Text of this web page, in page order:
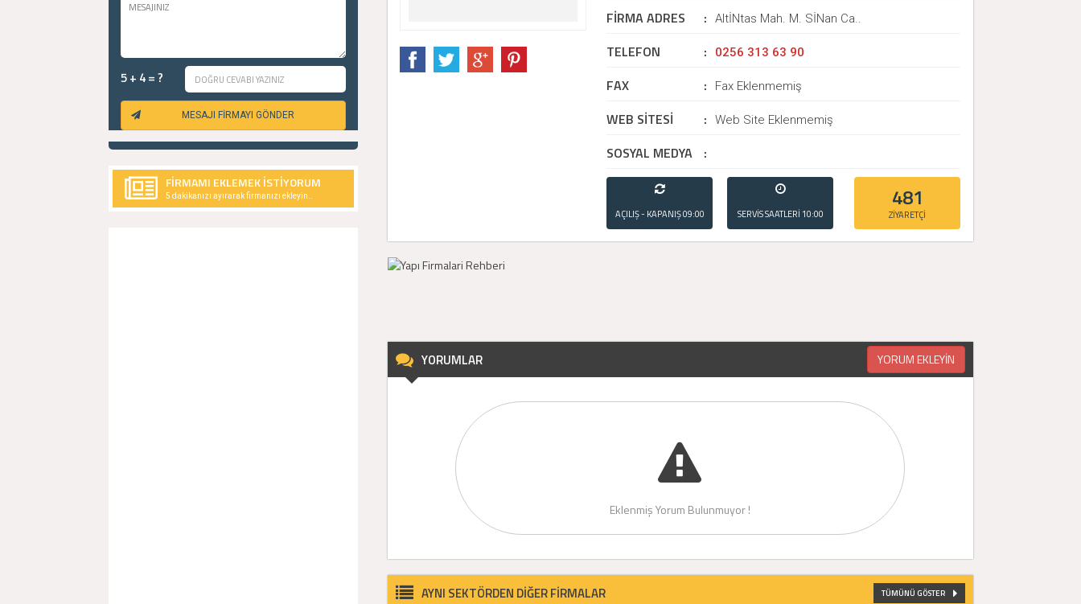
5 + 4 = ?
MESAJI FİRMAYI GÖNDER
FİRMAMI EKLEMEK İSTİYORUM
5 dakikanızı ayırarak firmanızı ekleyin..
FİRMA ADRES : AltİNtas Mah. M. SİNan Ca..
TELEFON : 0256 313 63 90
FAX : Fax Eklenmemiş
WEB SİTESİ : Web Site Eklenmemiş
SOSYAL MEDYA :
AÇILIŞ - KAPANIŞ09:00
- 21:00
SERVİS SAATLERİ 10:00
- 20:00
481
ZİYARETÇİ
YORUMLAR YORUM EKLEYİN
Eklenmiş Yorum Bulunmuyor !
AYNI SEKTÖRDEN DİĞER FİRMALAR TÜMÜNÜ GÖSTER